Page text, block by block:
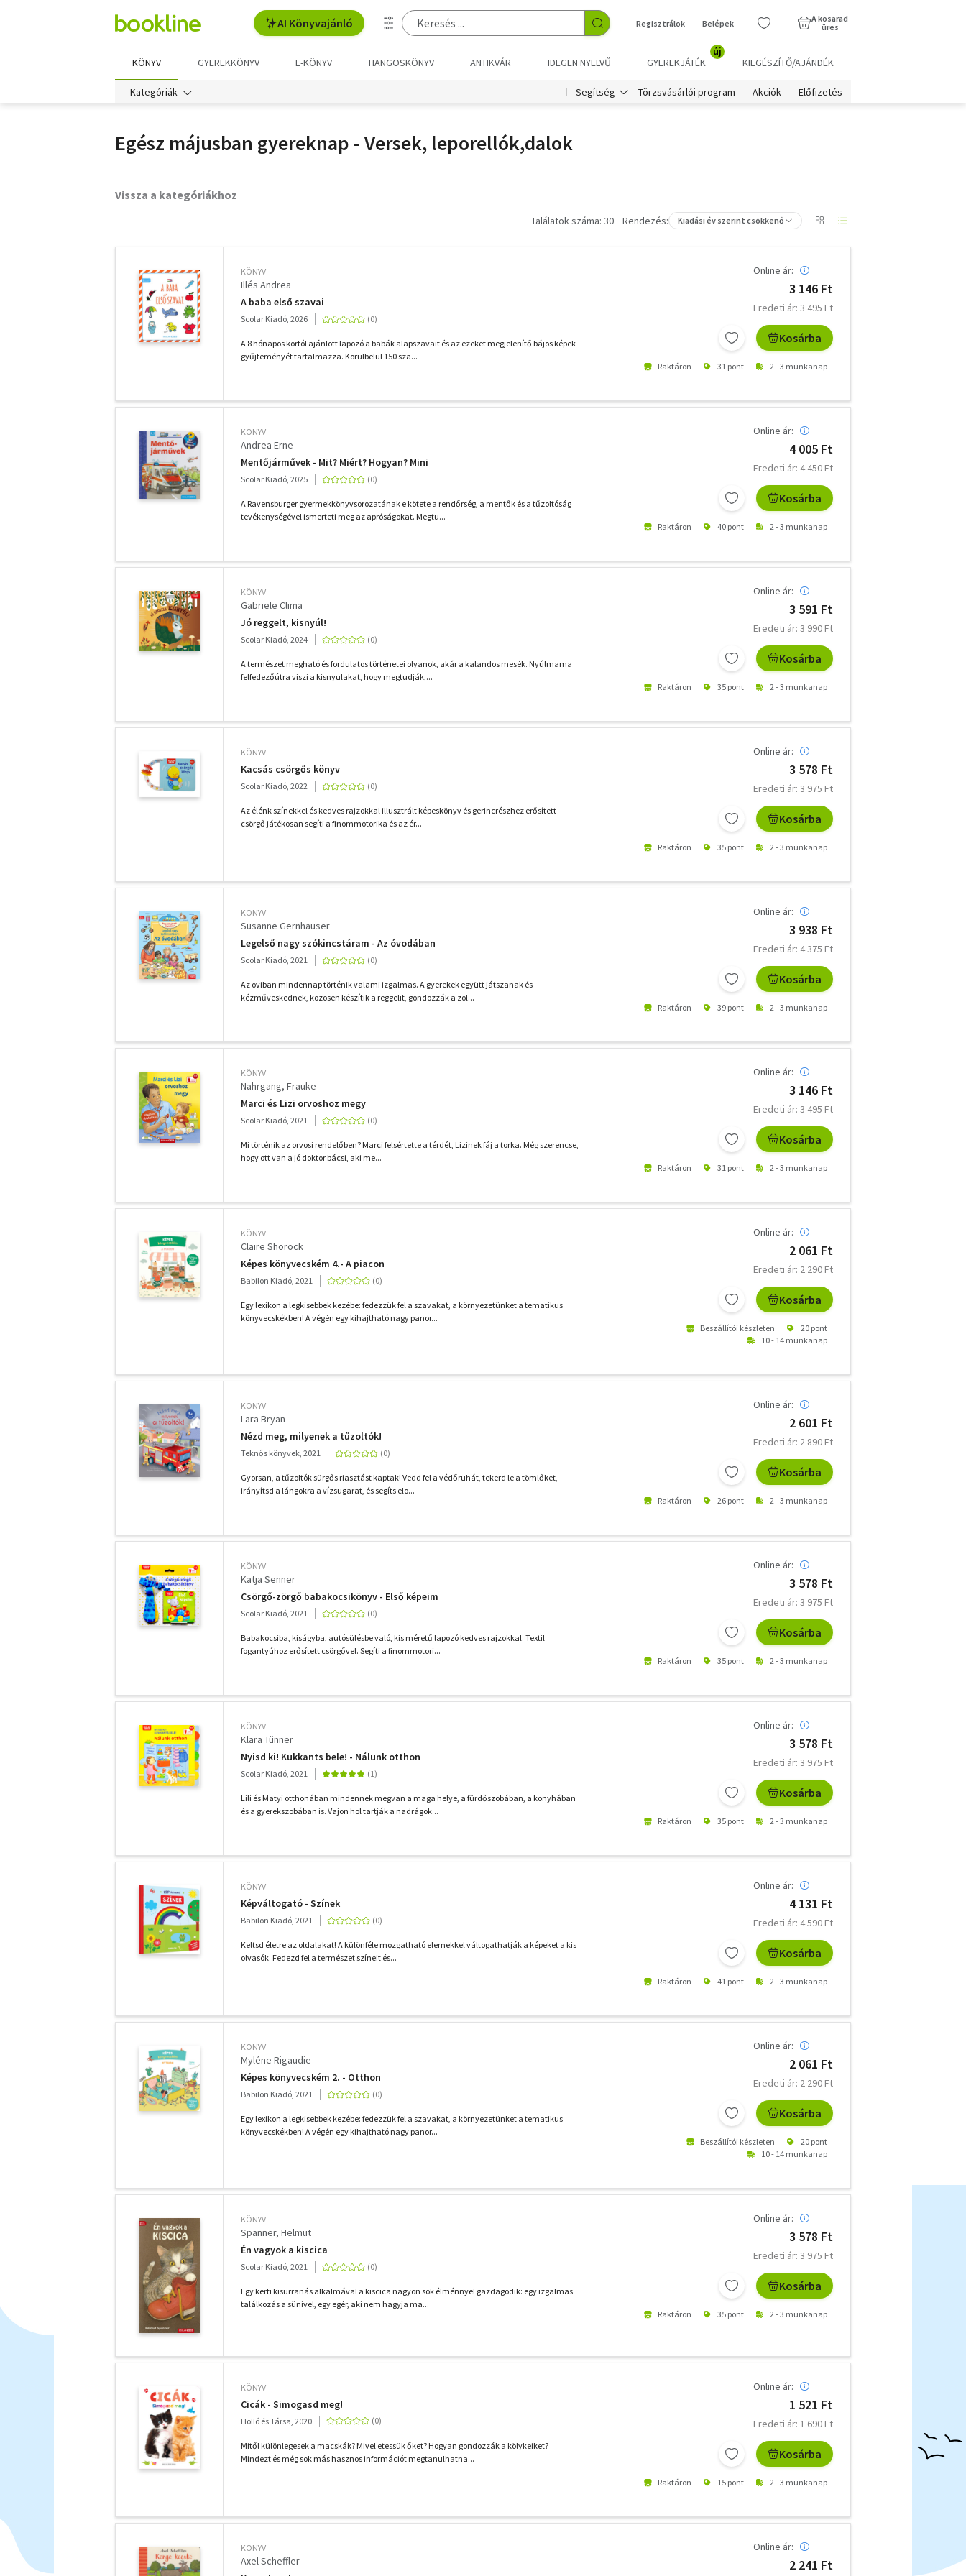
AI Könyvajánló Regisztrálok Belépek
A kosarad
üres
KÖNYV GYEREKKÖNYV E-KÖNYV HANGOSKÖNYV ANTIKVÁR IDEGEN NYELVŰ GYEREKJÁTÉK
új
KIEGÉSZÍTŐ/AJÁNDÉK
Kategóriák Segítség Törzsvásárlói program Akciók Előfizetés
Egész májusban gyereknap - Versek, leporellók,dalok
Vissza a kategóriákhoz
Találatok száma: 30 Rendezés: Kiadási év szerint csökkenő
KÖNYV
Illés Andrea
A baba első szavai
Scolar Kiadó, 2026
A 8 hónapos kortól ajánlott lapozó a babák alapszavait és az ezeket megjelenítő bájos képek
gyűjteményét tartalmazza. Körülbelül 150 sza...
Online ár:
3 146 Ft
Eredeti ár: 3 495 Ft
Kosárba
Raktáron 31 pont 2 - 3 munkanap
KÖNYV
Andrea Erne
Mentőjárművek - Mit? Miért? Hogyan? Mini
Scolar Kiadó, 2025
A Ravensburger gyermekkönyvsorozatának e kötete a rendőrség, a mentők és a tűzoltóság
tevékenységével ismerteti meg az apróságokat. Megtu...
Online ár:
4 005 Ft
Eredeti ár: 4 450 Ft
Kosárba
Raktáron 40 pont 2 - 3 munkanap
KÖNYV
Gabriele Clima
Jó reggelt, kisnyúl!
Scolar Kiadó, 2024
A természet megható és fordulatos történetei olyanok, akár a kalandos mesék. Nyúlmama
felfedezőútra viszi a kisnyulakat, hogy megtudják,...
Online ár:
3 591 Ft
Eredeti ár: 3 990 Ft
Kosárba
Raktáron 35 pont 2 - 3 munkanap
KÖNYV
Kacsás csörgős könyv
Scolar Kiadó, 2022
Az élénk színekkel és kedves rajzokkal illusztrált képeskönyv és gerincrészhez erősített
csörgő játékosan segíti a finommotorika és az ér...
Online ár:
3 578 Ft
Eredeti ár: 3 975 Ft
Kosárba
Raktáron 35 pont 2 - 3 munkanap
KÖNYV
Susanne Gernhauser
Legelső nagy szókincstáram - Az óvodában
Scolar Kiadó, 2021
Az oviban mindennap történik valami izgalmas. A gyerekek együtt játszanak és
kézműveskednek, közösen készítik a reggelit, gondozzák a zöl...
Online ár:
3 938 Ft
Eredeti ár: 4 375 Ft
Kosárba
Raktáron 39 pont 2 - 3 munkanap
KÖNYV
Nahrgang, Frauke
Marci és Lizi orvoshoz megy
Scolar Kiadó, 2021
Mi történik az orvosi rendelőben? Marci felsértette a térdét, Lizinek fáj a torka. Még szerencse,
hogy ott van a jó doktor bácsi, aki me...
Online ár:
3 146 Ft
Eredeti ár: 3 495 Ft
Kosárba
Raktáron 31 pont 2 - 3 munkanap
KÖNYV
Claire Shorock
Képes könyvecském 4.- A piacon
Babilon Kiadó, 2021
Egy lexikon a legkisebbek kezébe: fedezzük fel a szavakat, a környezetünket a tematikus
könyvecskékben! A végén egy kihajtható nagy panor...
Online ár:
2 061 Ft
Eredeti ár: 2 290 Ft
Kosárba
Beszállítói készleten
20 pont
10 - 14 munkanap
KÖNYV
Lara Bryan
Nézd meg, milyenek a tűzoltók!
Teknős könyvek, 2021
Gyorsan, a tűzoltók sürgős riasztást kaptak! Vedd fel a védőruhát, tekerd le a tömlőket,
irányítsd a lángokra a vízsugarat, és segíts elo...
Online ár:
2 601 Ft
Eredeti ár: 2 890 Ft
Kosárba
Raktáron 26 pont 2 - 3 munkanap
KÖNYV
Katja Senner
Csörgő-zörgő babakocsikönyv - Első képeim
Scolar Kiadó, 2021
Babakocsiba, kiságyba, autósülésbe való, kis méretű lapozó kedves rajzokkal. Textil
fogantyúhoz erősített csörgővel. Segíti a finommotori...
Online ár:
3 578 Ft
Eredeti ár: 3 975 Ft
Kosárba
Raktáron 35 pont 2 - 3 munkanap
KÖNYV
Klara Tünner
Nyisd ki! Kukkants bele! - Nálunk otthon
Scolar Kiadó, 2021
Lili és Matyi otthonában mindennek megvan a maga helye, a fürdőszobában, a konyhában
és a gyerekszobában is. Vajon hol tartják a nadrágok...
Online ár:
3 578 Ft
Eredeti ár: 3 975 Ft
Kosárba
Raktáron 35 pont 2 - 3 munkanap
KÖNYV
Képváltogató - Színek
Babilon Kiadó, 2021
Keltsd életre az oldalakat! A különféle mozgatható elemekkel váltogathatják a képeket a kis
olvasók. Fedezd fel a természet színeit és...
Online ár:
4 131 Ft
Eredeti ár: 4 590 Ft
Kosárba
Raktáron 41 pont 2 - 3 munkanap
KÖNYV
Myléne Rigaudie
Képes könyvecském 2. - Otthon
Babilon Kiadó, 2021
Egy lexikon a legkisebbek kezébe: fedezzük fel a szavakat, a környezetünket a tematikus
könyvecskékben! A végén egy kihajtható nagy panor...
Online ár:
2 061 Ft
Eredeti ár: 2 290 Ft
Kosárba
Beszállítói készleten
20 pont
10 - 14 munkanap
KÖNYV
Spanner, Helmut
Én vagyok a kiscica
Scolar Kiadó, 2021
Egy kerti kisurranás alkalmával a kiscica nagyon sok élménnyel gazdagodik: egy izgalmas
találkozás a sünivel, egy egér, aki nem hagyja ma...
Online ár:
3 578 Ft
Eredeti ár: 3 975 Ft
Kosárba
Raktáron 35 pont 2 - 3 munkanap
KÖNYV
Cicák - Simogasd meg!
Holló és Társa, 2020
Mitől különlegesek a macskák? Mivel etessük őket? Hogyan gondozzák a kölykeiket?
Mindezt és még sok más hasznos információt megtanulhatna...
Online ár:
1 521 Ft
Eredeti ár: 1 690 Ft
Kosárba
Raktáron 15 pont 2 - 3 munkanap
KÖNYV
Axel Scheffler
Online ár:
2 241 Ft